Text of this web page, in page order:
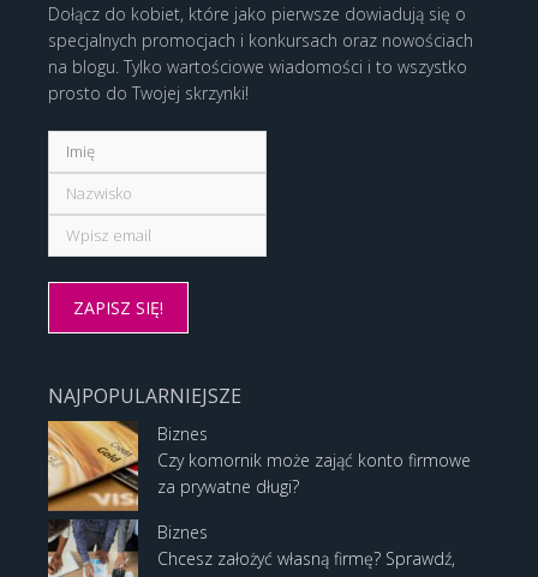
Dołącz do kobiet, które jako pierwsze dowiadują się o
specjalnych promocjach i konkursach oraz nowościach
na blogu. Tylko wartościowe wiadomości i to wszystko
prosto do Twojej skrzynki!
NAJPOPULARNIEJSZE
Biznes
Czy komornik może zająć konto firmowe
za prywatne długi?
Biznes
Chcesz założyć własną firmę? Sprawdź,